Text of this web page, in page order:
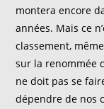
montera encore
années. Mais ce
classement,
sur la renommée
ne doit pas se
dépendre de nos